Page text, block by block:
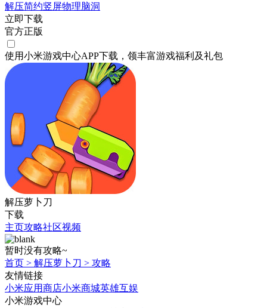
解压简约竖屏物理脑洞
立即下载
官方正版
使用小米游戏中心APP下载 ，领丰富游戏福利 及礼包
解压萝卜刀
下载
主页攻略社区视频
暂时没有攻略~
首页 > 解压萝卜刀 > 攻略
友情链接
小米应用商店小米商城英雄互娱
小米游戏中心